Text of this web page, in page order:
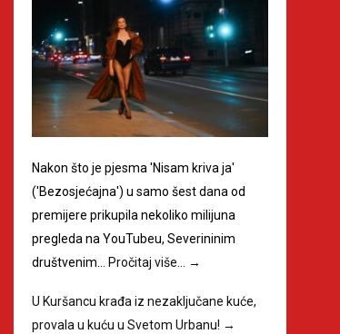
Nakon što je pjesma 'Nisam kriva ja'
('Bezosjećajna') u samo šest dana od
premijere prikupila nekoliko milijuna
pregleda na YouTubeu, Severininim
društvenim…
Pročitaj više… →
U Kuršancu krađa iz nezaključane kuće,
provala u kuću u Svetom Urbanu! →